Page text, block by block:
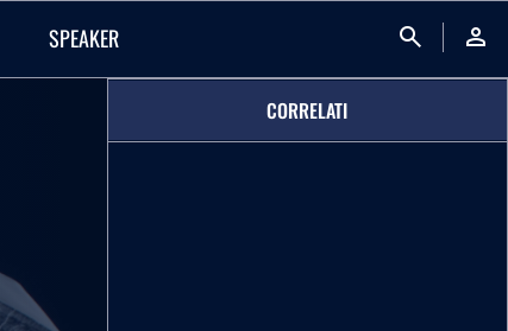
SPEAKER search person
CORRELATI